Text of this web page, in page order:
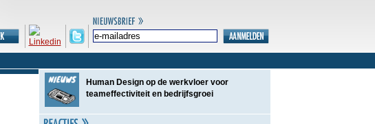
Human Design op de werkvloer voor
teameffectiviteit en bedrijfsgroei